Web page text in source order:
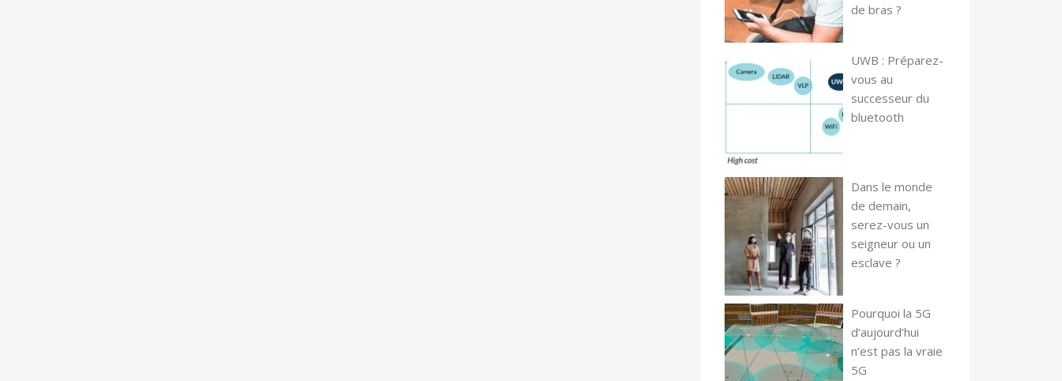
de bras ?
UWB : Préparez-
vous au
successeur du
bluetooth
Dans le monde
de demain,
serez-vous un
seigneur ou un
esclave ?
Pourquoi la 5G
d’aujourd’hui
n’est pas la vraie
5G